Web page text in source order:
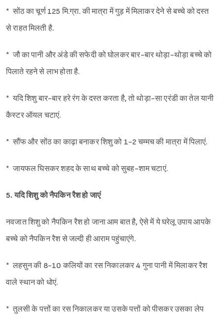
* सोंठ का चूर्ण 125 मि.ग्रा. की मात्रा में गुड़ में मिलाकर देने से बच्चे को दस्त
से राहत मिलती है.
* जौ का पानी और अंडे की सफेदी को घोलकर बार-बार थोड़ा-थोड़ा बच्चे को
पिलाते रहने से लाभ होता है.
* यदि शिशु बार-बार हरे रंग के दस्त करता है, तो थोड़ा-सा एरंडी का तेल यानी
कैस्टर ऑयल चटाएं.
* सौंफ और सोंठ का काढ़ा बनाकर शिशु को 1-2 चम्मच की मात्रा में पिलाएं.
* जायफल घिसकर शहद के साथ बच्चे को सुबह-शाम चटाएं.
5. यदि शिशु को नैपकिन रैश हो जाएं
नवजात शिशु को नैपकिन रैश हो जाना आम बात है, ऐसे में ये घरेलू उपाय आपके
बच्चे को नैपकिन रैश से जल्दी ही आराम पहुंचाएंगे.
* लहसुन की 8-10 कलियों का रस निकालकर 4 गुना पानी में मिलाकर रैश
वाले स्थान को धोएं.
* तुलसी के पत्तों का रस निकालकर या उसके पत्तों को पीसकर उसका लेप